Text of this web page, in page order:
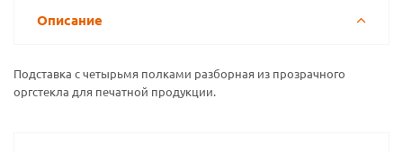
Описание
Подставка с четырьмя полками разборная из прозрачного
оргстекла для печатной продукции.